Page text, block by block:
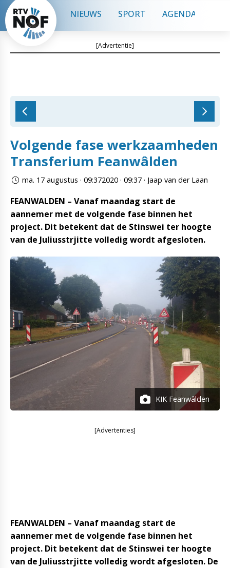
NIEUWS SPORT AGENDA
[Advertentie]
Volgende fase werkzaamheden
Transferium Feanwâlden
ma. 17 augustus · 09:372020 · 09:37 · Jaap van der Laan
FEANWALDEN – Vanaf maandag start de
aannemer met de volgende fase binnen het
project. Dit betekent dat de Stinswei ter hoogte
van de Juliusstrjitte volledig wordt afgesloten.
KIK Feanwâlden
[Advertenties]
FEANWALDEN – Vanaf maandag start de
aannemer met de volgende fase binnen het
project. Dit betekent dat de Stinswei ter hoogte
van de Juliusstrjitte volledig wordt afgesloten. De